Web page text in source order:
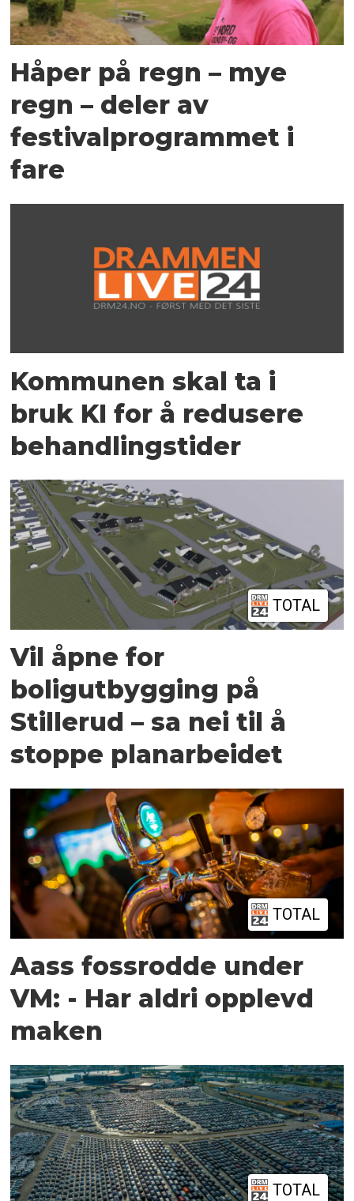
Håper på regn – mye
regn – deler av
festivalprogrammet i
fare
Kommunen skal ta i
bruk KI for å redusere
behandlingstider
TOTAL
Vil åpne for
boligutbygging på
Stillerud – sa nei til å
stoppe planarbeidet
TOTAL
Aass fossrodde under
VM: - Har aldri opplevd
maken
TOTAL